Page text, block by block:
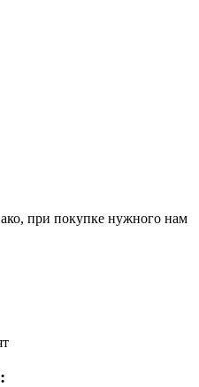
при покупке нужного нам